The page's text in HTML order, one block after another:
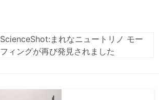
ScienceShot:まれなニュートリノ モー
フィングが再び発見されました